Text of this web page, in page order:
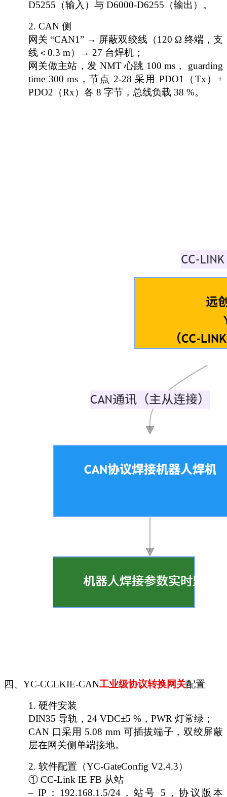
D5255（输入）与 D6000-D6255（输出）。
2. CAN 侧
网关 “CAN1” → 屏蔽双绞线（120 Ω 终端，支
线＜0.3 m）→ 27 台焊机；
网关做主站，发 NMT 心跳 100 ms， guarding
time 300 ms，节点 2-28 采用 PDO1（Tx）+
PDO2（Rx）各 8 字节，总线负载 38 %。
四、 YC-CCLKIE-CAN工业级协议转换网关配置
1. 硬件安装
DIN35 导轨，24 VDC±5 %，PWR 灯常绿；
CAN 口采用 5.08 mm 可插拔端子，双绞屏蔽
层在网关侧单端接地。
2. 软件配置（YC-GateConfig V2.4.3）
① CC-Link IE FB 从站
– IP：192.168.1.5/24，站号 5，协议版本